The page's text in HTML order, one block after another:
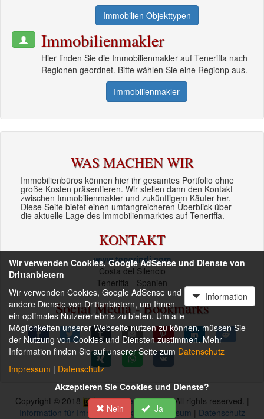
Immobilien Objekttypen
Immobilienmakler
Hier finden Sie die Immobilienmakler auf Teneriffa nach
Regionen geordnet. Bitte wählen Sie eine Regionp aus.
Immobilienmakler
WAS MACHEN WIR
Immobilienbüros können hier ihr gesamtes Portfolio ohne
große Kosten präsentieren. Wir stellen dann den Kontakt
zwischen Immobilienmakler und zukünftigem Käufer her.
Diese Seite bietet einen umfangreicheren Überblick über
die aktuelle Lage des Immobilienmarktes auf Teneriffa.
KONTAKT
www.tenerindi.com
Costa del Silencio
Teneriffa - Spanien
Social Media - Bookmarks
Copyright © 2018 www.tenerindi.com- All rights reserved. |
Information für Immobilienmakler| Impressum | Datenschutz
Wir verwenden Cookies, Google AdSense und Dienste von
Drittanbietern
Information
Wir verwenden Cookies, Google AdSense und
andere Dienste von Drittanbietern, um Ihnen
ein optimales Nutzererlebnis zu bieten. Um alle
Möglichkeiten unserer Webseite nutzen zu können, müssen Sie
der Nutzung von Cookies und Diensten zustimmen. Mehr
Information finden Sie auf unserer Seite zum Datenschutz
Impressum | Datenschutz
Akzeptieren Sie Cookies und Dienste?
Nein
Ja